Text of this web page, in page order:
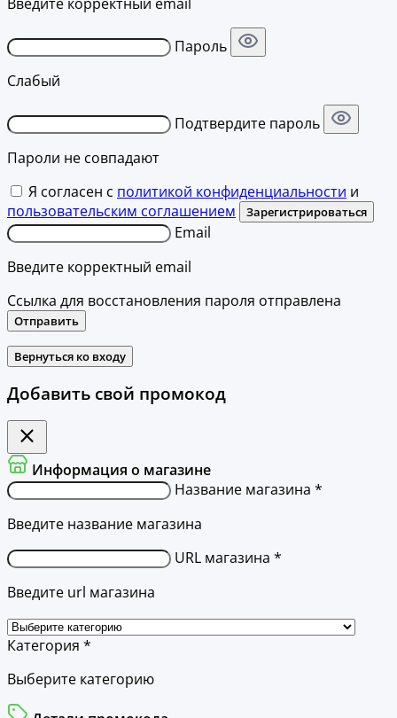
Введите корректный email
Пароль
Слабый
Подтвердите пароль
Пароли не совпадают
Я согласен с политикой конфиденциальности и
пользовательским соглашением
Зарегистрироваться
Email
Введите корректный email
Ссылка для восстановления пароля отправлена
Отправить
Вернуться ко входу
Добавить свой промокод
Информация о магазине
Название магазина *
Введите название магазина
URL магазина *
Введите url магазина
Категория *
Выберите категорию